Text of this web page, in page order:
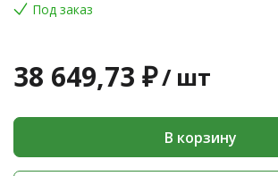
Под заказ
38 649,73 ₽/ шт
В корзину